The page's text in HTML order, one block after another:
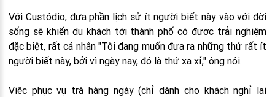
Với Custódio, đưa phần lịch sử ít người biết này vào với đời
sống sẽ khiến du khách tới thành phố có được trải nghiệm
đặc biệt, rất cá nhân "Tôi đang muốn đưa ra những thứ rất ít
người biết này, bởi vì ngày nay, đó là thứ xa xỉ," ông nói.
Việc phục vụ trà hàng ngày (chỉ dành cho khách nghỉ lại